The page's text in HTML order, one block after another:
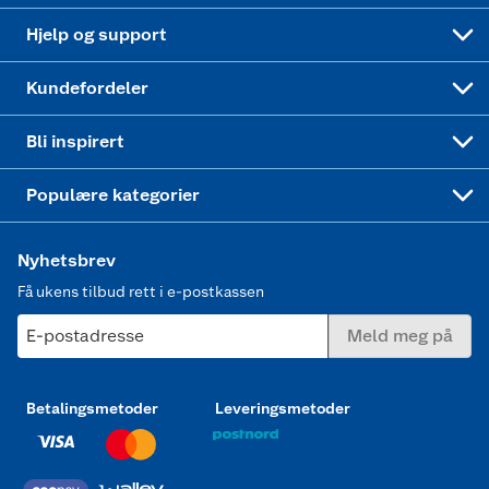
Hjelp og support
Kundefordeler
Bli inspirert
Populære kategorier
Nyhetsbrev
Få ukens tilbud rett i e-postkassen
E-postadresse Meld meg på
Betalingsmetoder Leveringsmetoder